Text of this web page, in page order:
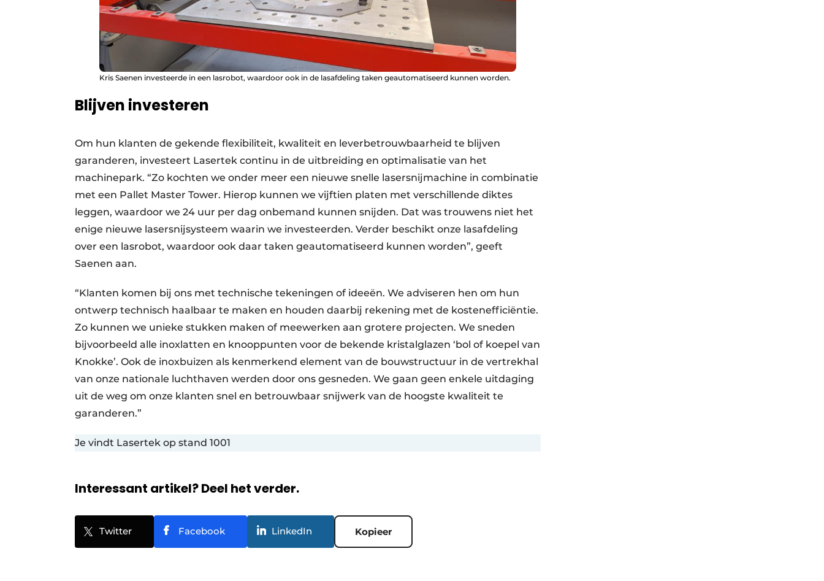
Kris Saenen investeerde in een lasrobot, waardoor ook in de lasafdeling taken geautomatiseerd kunnen worden.
Blijven investeren
Om hun klanten de gekende flexibiliteit, kwaliteit en leverbetrouwbaarheid te blijven
garanderen, investeert Lasertek continu in de uitbreiding en optimalisatie van het
machinepark. “Zo kochten we onder meer een nieuwe snelle lasersnijmachine in combinatie
met een Pallet Master Tower. Hierop kunnen we vijftien platen met verschillende diktes
leggen, waardoor we 24 uur per dag onbemand kunnen snijden. Dat was trouwens niet het
enige nieuwe lasersnijsysteem waarin we investeerden. Verder beschikt onze lasafdeling
over een lasrobot, waardoor ook daar taken geautomatiseerd kunnen worden”, geeft
Saenen aan.
“Klanten komen bij ons met technische tekeningen of ideeën. We adviseren hen om hun
ontwerp technisch haalbaar te maken en houden daarbij rekening met de kostenefficiëntie.
Zo kunnen we unieke stukken maken of meewerken aan grotere projecten. We sneden
bijvoorbeeld alle inoxlatten en knooppunten voor de bekende kristalglazen ‘bol of koepel van
Knokke’. Ook de inoxbuizen als kenmerkend element van de bouwstructuur in de vertrekhal
van onze nationale luchthaven werden door ons gesneden. We gaan geen enkele uitdaging
uit de weg om onze klanten snel en betrouwbaar snijwerk van de hoogste kwaliteit te
garanderen.”
Je vindt Lasertek op stand 1001
Interessant artikel? Deel het verder.
Twitter Facebook LinkedIn Kopieer